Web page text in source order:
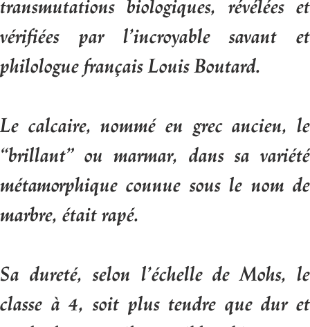
transmutations biologiques, révélées et
vérifiées par l’incroyable savant et
philologue français Louis Boutard.
Le calcaire, nommé en grec ancien, le
“brillant” ou marmar, dans sa variété
métamorphique connue sous le nom de
marbre, était rapé.
Sa dureté, selon l’échelle de Mohs, le
classe à 4, soit plus tendre que dur et